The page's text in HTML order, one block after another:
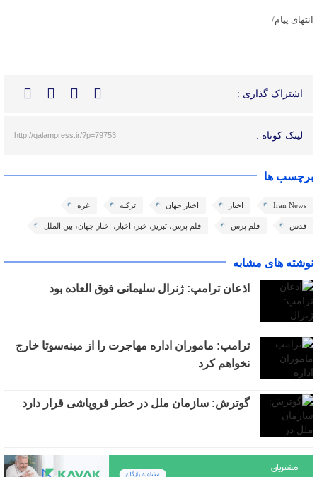
انتهای پیام/
اشتراک گذاری :
لینک کوتاه : http://qalampress.ir/?p=79753
برچسب ها
Iran News اخبار اخبار جهان ترکیه غزه
قدس قلم پرس قلم پرس، تبریز، خبر، اخبار، اخبار جهان، بین الملل
نوشته های مشابه
اذعان ترامپ: ژنرال سلیمانی فوق العاده بود
ترامپ: ماموران اداره مهاجرت را از مینه‌سوتا خارج
نخواهم کرد
گوترش: سازمان ملل در خطر فروپاشی قرار دارد